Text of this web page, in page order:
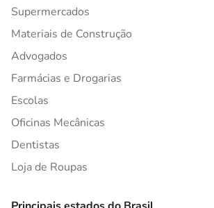
Supermercados
Materiais de Construção
Advogados
Farmácias e Drogarias
Escolas
Oficinas Mecânicas
Dentistas
Loja de Roupas